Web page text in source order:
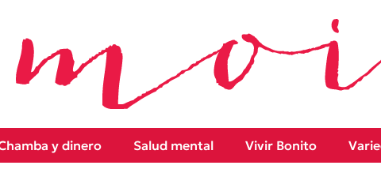
y dinero Salud mental Vivir Bonito